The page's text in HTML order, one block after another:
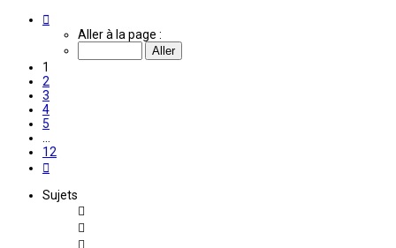
Aller à la page :
1
2
3
4
5
12
Sujets